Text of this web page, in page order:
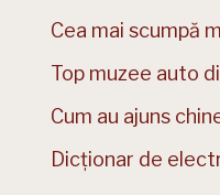
Cea mai scumpă
Top muzee auto
Cum au ajuns
Dicționar de